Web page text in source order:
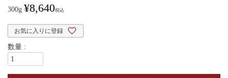
300g ¥8,640税込
お気に入りに登録